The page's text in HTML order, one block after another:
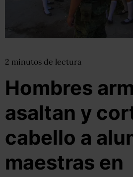
2 minutos de lectura
Hombres
asaltan y
cabello a
maestras en